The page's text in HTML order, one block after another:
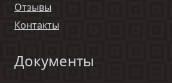
Отзывы
Контакты
Документы